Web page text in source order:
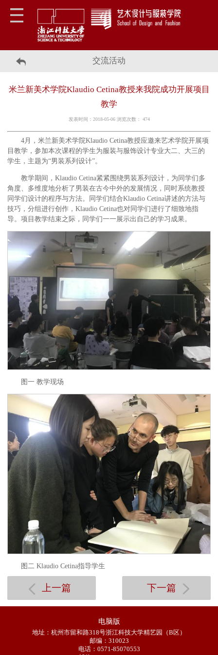
交流活动
米兰新美术学院Klaudio Cetina教授来我院成功开展项目
教学
发表时间：2018-05-06 浏览次数： 474
4月，米兰新美术学院Klaudio Cetina教授应邀来艺术学院开展项
目教学，参加本次课程的学生为服装与服饰设计专业大二、大三的
学生，主题为“男装系列设计”。
教学期间，Klaudio Cetina紧紧围绕男装系列设计，为同学们多
角度、多维度地分析了男装在古今中外的发展情况，同时系统教授
同学们设计的程序与方法。同学们结合Klaudio Cetina讲述的方法与
技巧，分组进行创作，Klaudio Cetina也对同学们进行了细致地指
导。项目教学结束之际，同学们一一展示出自己的学习成果。
图一 教学现场
图二 Klaudio Cetina指导学生
上一篇 下一篇
电脑版
地址：杭州市留和路318号浙江科技大学精艺园（B区）
邮编：310023
电话：0571-85070553